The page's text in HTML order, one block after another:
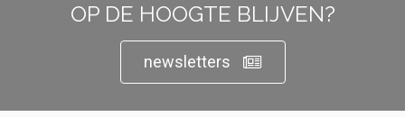
OP DE HOOGTE BLIJVEN?
newsletters